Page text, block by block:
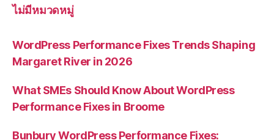
ไม่มีหมวดหมู่
WordPress Performance Fixes Trends Shaping
Margaret River in 2026
What SMEs Should Know About WordPress
Performance Fixes in Broome
Bunbury WordPress Performance Fixes: